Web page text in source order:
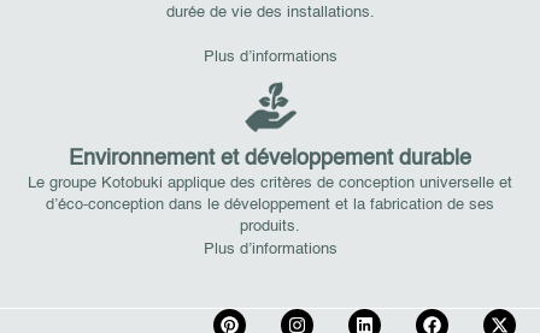
durée de vie des installations.
Plus d’informations
Environnement et développement durable
Le groupe Kotobuki applique des critères de conception universelle et
d’éco-conception dans le développement et la fabrication de ses
produits.
Plus d’informations